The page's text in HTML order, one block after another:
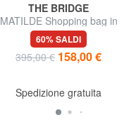
THE BRIDGE
MATILDE Shopping bag in
pelle
60% SALDI
395,00 € 158,00 €
Spedizione gratuita